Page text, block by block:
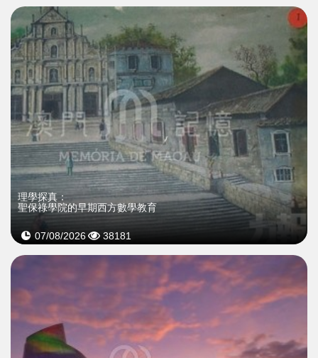
理學探真：
聖保祿學院的早期西方數學教育
07/08/2026 38181